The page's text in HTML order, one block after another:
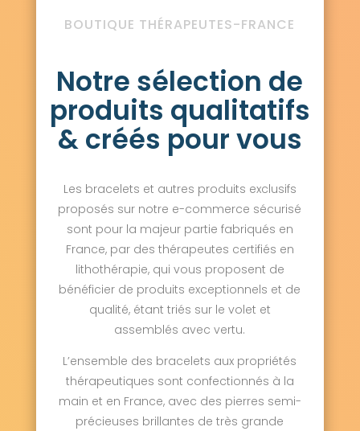
BOUTIQUE THÉRAPEUTES-FRANCE
Notre sélection de
produits qualitatifs
& créés pour vous
Les bracelets et autres produits exclusifs
proposés sur notre e-commerce sécurisé
sont pour la majeur partie fabriqués en
France, par des thérapeutes certifiés en
lithothérapie, qui vous proposent de
bénéficier de produits exceptionnels et de
qualité, étant triés sur le volet et
assemblés avec vertu.
L’ensemble des bracelets aux propriétés
thérapeutiques sont confectionnés à la
main et en France, avec des pierres semi-
précieuses brillantes de très grande